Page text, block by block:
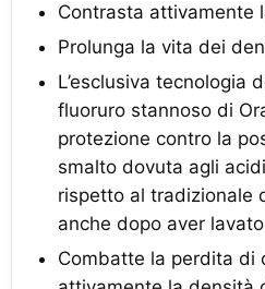
Contrasta attivamente
Prolunga la vita dei
L’esclusiva tecnologia
fluoruro stannoso di
protezione contro la
smalto dovuta agli
rispetto al tradizionale
anche dopo aver
Combatte la perdita di